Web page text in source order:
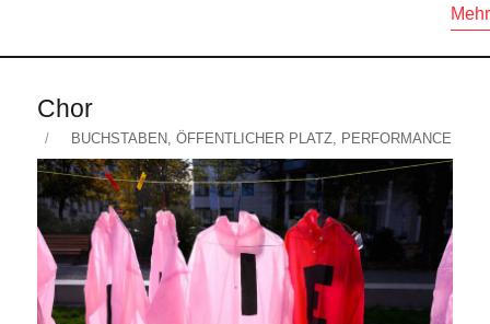
Mehr
Chor
Veröffentlicht
am
KATEGORIEN
BUCHSTABEN,ÖFFENTLICHER PLATZ, PERFORMANCE